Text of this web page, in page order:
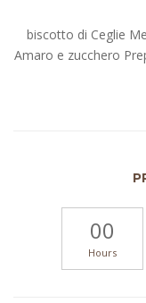
biscotto di Ceglie
Amaro e zucchero
00
Hours